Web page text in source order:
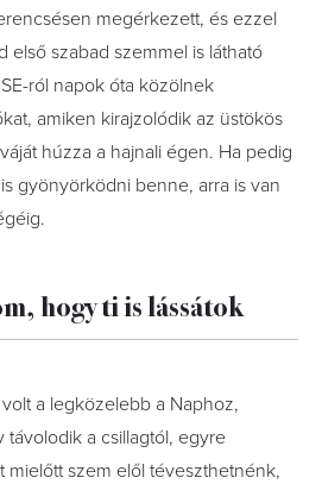
megérkezett, és ezzel
első szabad szemmel is látható
ról napok óta közölnek
amiken kirajzolódik az üstökös
húzza a hajnali égen. Ha pedig
gyönyörködni benne, arra is van
hogy ti is lássátok
a legközelebb a Naphoz,
a csillagtól, egyre
mielőtt szem elől téveszthetnénk,